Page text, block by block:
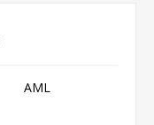
AML